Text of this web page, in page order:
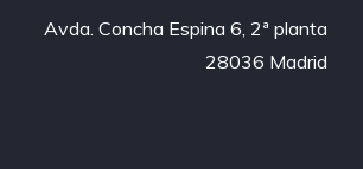
Avda. Concha Espina 6, 2ª planta
28036 Madrid